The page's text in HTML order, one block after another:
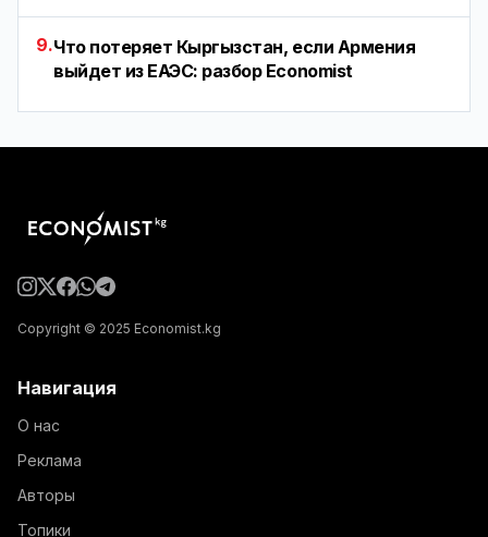
9.Что потеряет Кыргызстан, если Армения
выйдет из ЕАЭС: разбор Economist
Copyright © 2025 Economist.kg
Навигация
О нас
Реклама
Авторы
Топики